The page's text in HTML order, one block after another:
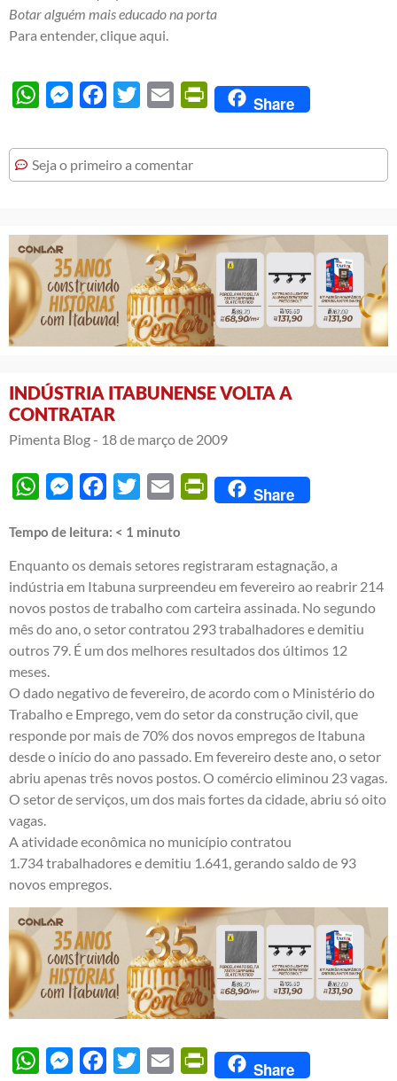
Botar alguém mais educado na porta
Para entender, cliqueaqui.
WhatsAppMessengerFacebook
Twitter Email PrintFriendly
Share
Seja o primeiro a comentar
INDÚSTRIA ITABUNENSE VOLTA A
CONTRATAR
Pimenta Blog - 18 de março de 2009
WhatsAppMessengerFacebook
Twitter Email PrintFriendly
Share
Tempo de leitura: < 1 minuto
Enquanto os demais setores registraram estagnação, a
indústria em Itabuna surpreendeu em fevereiro ao reabrir 214
novos postos de trabalho com carteira assinada. No segundo
mês do ano, o setor contratou 293 trabalhadores e demitiu
outros 79. É um dos melhores resultados dos últimos 12
meses.
O dado negativo de fevereiro, de acordo com o Ministério do
Trabalho e Emprego, vem do setor da construção civil, que
responde por mais de 70% dos novos empregos de Itabuna
desde o início do ano passado. Em fevereiro deste ano, o setor
abriu apenas três novos postos. O comércio eliminou 23 vagas.
O setor de serviços, um dos mais fortes da cidade, abriu só oito
vagas.
A atividade econômica no município contratou
1.734 trabalhadores e demitiu 1.641, gerando saldo de 93
novos empregos.
WhatsAppMessengerFacebook
Twitter Email PrintFriendly
Share